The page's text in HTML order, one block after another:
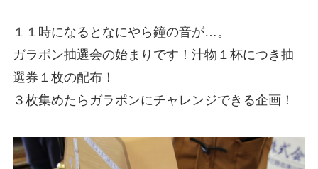
１１時になるとなにやら鐘の音が…。
ガラポン抽選会の始まりです！汁物１杯につき抽
選券１枚の配布！
３枚集めたらガラポンにチャレンジできる企画！